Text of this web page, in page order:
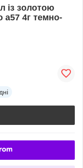
із золотою
4г темно-